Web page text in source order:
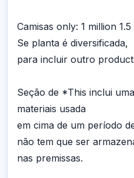
Camisas only: 1 million
Se planta é diversificada,
para incluir outro
Seção de *This inclui
materiais usada
em cima de um período
não tem que ser
nas premissas.